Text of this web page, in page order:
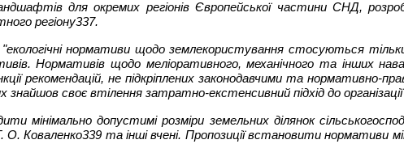
для окремих регіонів Європейської частини СНД,
регіону337.
нормативи щодо землекористування стосуються
Нормативів щодо меліоративного, механічного та інших
рекомендацій, не підкріплених законодавчими та
знайшов своє втілення затратно-екстенсивний підхід до
мінімально допустимі розміри земельних ділянок
Коваленко339 та інші вчені. Пропозиції встановити нормативи